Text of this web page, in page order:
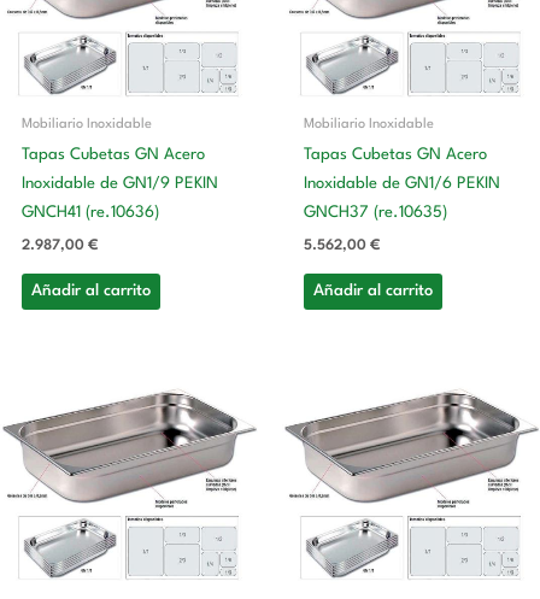
Mobiliario Inoxidable
Tapas Cubetas GN Acero
Inoxidable de GN1/9 PEKIN
GNCH41 (re.10636)
2.987,00 €
Añadir al carrito
Mobiliario Inoxidable
Tapas Cubetas GN Acero
Inoxidable de GN1/6 PEKIN
GNCH37 (re.10635)
5.562,00 €
Añadir al carrito